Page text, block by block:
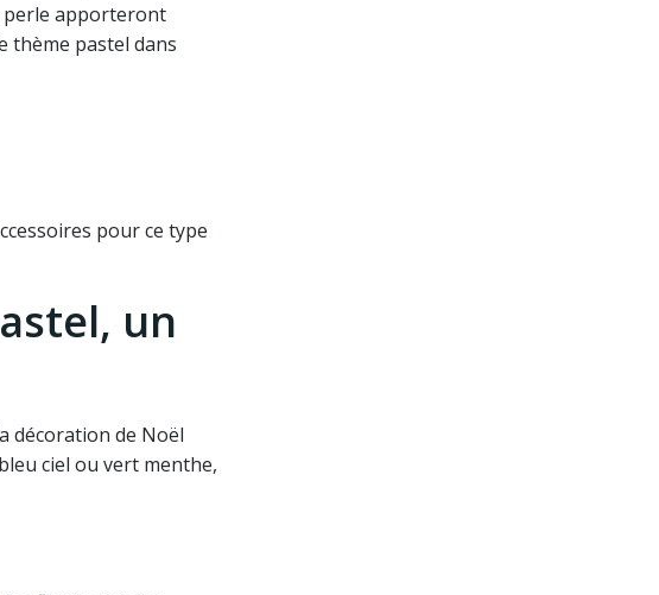
perle apporteront
thème pastel dans
pour ce type
un
décoration de Noël
ciel ou vert menthe,